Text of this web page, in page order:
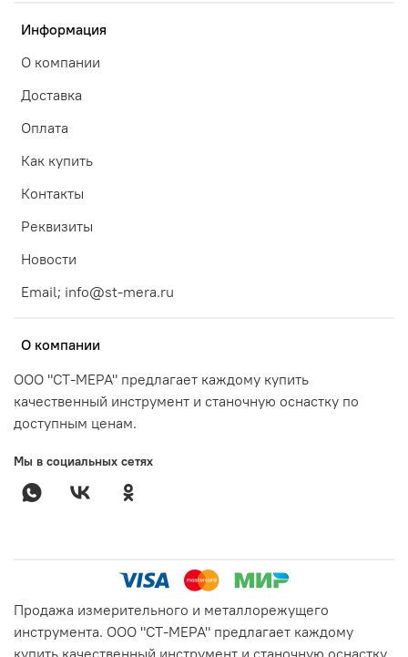
Информация
О компании
Доставка
Оплата
Как купить
Контакты
Реквизиты
Новости
Email; info@st-mera.ru
О компании
ООО "СТ-МЕРА" предлагает каждому купить
качественный инструмент и станочную оснастку по
доступным ценам.
Мы в социальных сетях
Продажа измерительного и металлорежущего
инструмента. ООО "СТ-МЕРА" предлагает каждому